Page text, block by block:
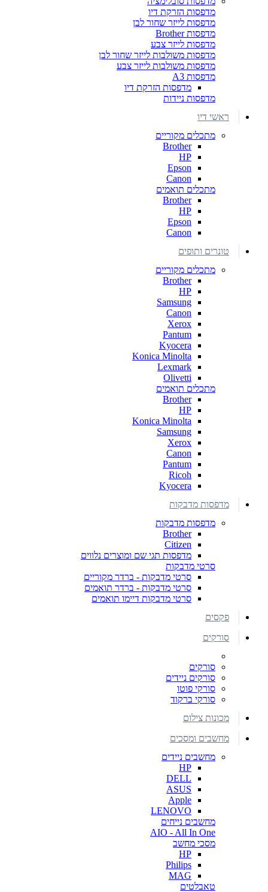
מדפסות הזרקת דיו
מדפסות לייזר שחור לבן
מדפסות Brother
מדפסות לייזר צבע
מדפסות משולבות לייזר שחור לבן
מדפסות משולבות לייזר צבע
מדפסות A3
מדפסות הזרקת דיו
מדפסות ניידות
ראשי דיו
מתכלים מקוריים
Brother
HP
Epson
Canon
מתכלים תואמים
Brother
HP
Epson
Canon
טונרים ותופים
מתכלים מקוריים
Brother
HP
Samsung
Canon
Xerox
Pantum
Kyocera
Konica Minolta
Lexmark
Olivetti
מתכלים תואמים
Brother
HP
Konica Minolta
Samsung
Xerox
Canon
Pantum
Ricoh
Kyocera
מדפסות מדבקות
מדפסות מדבקות
Brother
Citizen
מדפסות תגי שם ומוצרים נלווים
סרטי מדבקות
סרטי מדבקות - ברדר מקוריים
סרטי מדבקות - ברדר תואמים
סרטי מדבקות דיימו תואמים
פקסים
סורקים
סורקים
סורקים ניידים
סורקי פוטו
סורקי ברקוד
מכונות צילום
מחשבים ומסכים
מחשבים ניידים
HP
DELL
ASUS
Apple
LENOVO
מחשבים נייחים
AIO - All In One
מסכי מחשב
HP
Philips
MAG
טאבלטים